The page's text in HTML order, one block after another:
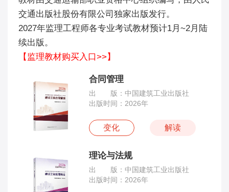
交通出版社股份有限公司独家出版发行。
2027年监理工程师各专业考试教材预计1月~2月陆
续出版。
【监理教材购买入口>>】
合同管理
出 版：中国建筑工业出版社
出版时间：2026年
变化 解读
理论与法规
出 版：中国建筑工业出版社
出版时间：2026年